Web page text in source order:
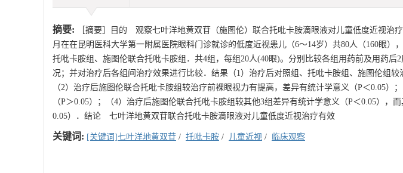
摘要: ［摘要］目的 观察七叶洋地黄双苷（施图伦）联合托吡卡胺滴眼液对儿童低度近视治
月在在昆明医科大学第一附属医院眼科门诊就诊的低度近视患儿（6～14岁）共80人（160眼）
托吡卡胺组、施图伦联合托吡卡胺组．共4组，每组20人(40眼)。分别比较各组用药前及用药后
况；并对治疗后各组间治疗效果进行比较．结果（1）治疗后对照组、托吡卡胺组、施图伦组较
（2）治疗后施图伦联合托吡卡胺组较治疗前裸眼视力有提高，差异有统计学意义（P＜0.05）
（P＞0.05）；（4）治疗后施图伦联合托吡卡胺组较其他3组差异有统计学意义（P＜0.05），
0.05）．结论 七叶洋地黄双苷联合托吡卡胺滴眼液对儿童低度近视治疗有效
关键词: [关键词]七叶洋地黄双苷 / 托吡卡胺 / 儿童近视 / 临床观察